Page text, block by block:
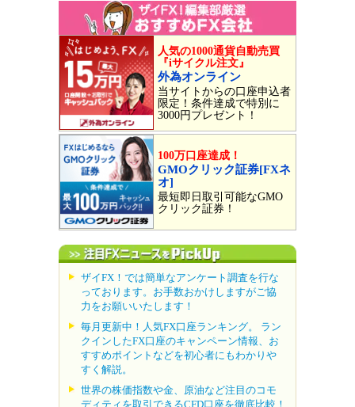
人気の1000通貨自動売買
『iサイクル注文』
外為オンライン
当サイトからの口座申込者
限定！条件達成で特別に
3000円プレゼント！
100万口座達成！
GMOクリック証券[FXネ
オ]
最短即日取引可能なGMO
クリック証券！
ザイFX！では簡単なアンケート調査を行な
っております。お手数おかけしますがご協
力をお願いいたします！
毎月更新中！人気FX口座ランキング。 ラン
クインしたFX口座のキャンペーン情報、お
すすめポイントなどを初心者にもわかりや
すく解説。
世界の株価指数や金、原油など注目のコモ
ディティを取引できるCFD口座を徹底比較！